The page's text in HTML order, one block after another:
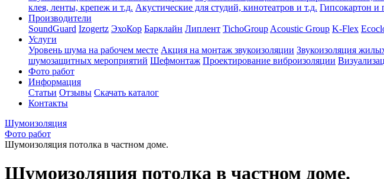
клея, ленты, крепеж и т.д. Акустические для студий, кинотеатров и т.д. Гипсокартон и
Производители
SoundGuard Izogertz ЭхоКор Барклайн Липлент TichoGroup Acoustic Group K-Flex
Услуги
Уровень шума на рабочем месте Акция на монтаж звукоизоляции Звукоизоляция
шумозащитных мероприятий Шефмонтаж Проектирование виброизоляции
Фото работ
Информация
Статьи Отзывы Скачать каталог
Контакты
Шумоизоляция
Фото работ
Шумоизоляция потолка в частном доме.
Шумоизоляция потолка в частном доме.